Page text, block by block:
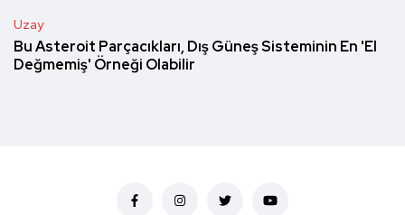
Uzay
Bu Asteroit Parçacıkları, Dış Güneş Sisteminin En 'El
Değmemiş' Örneği Olabilir